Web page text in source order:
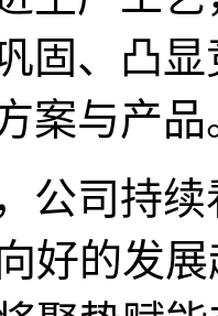
固、凸
案与产品
公司持
好的发